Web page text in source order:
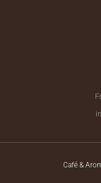
Café &